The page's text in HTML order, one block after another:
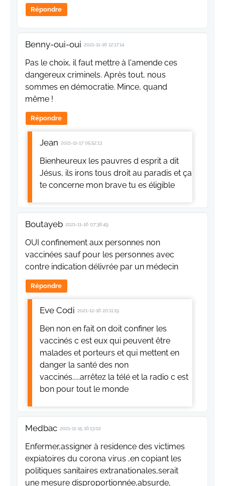
Répondre
Benny-oui-oui 2021-11-16 12:17:14
Pas le choix, il faut mettre à l'amende ces
dangereux criminels. Après tout, nous
sommes en démocratie. Mince, quand
même !
Répondre
Jean 2021-11-17 05:52:13
Bienheureux les pauvres d esprit a dit
Jésus, ils irons tous droit au paradis et ça
te concerne mon brave tu es éligible
Boutayeb 2021-11-16 07:38:49
OUI confinement aux personnes non
vaccinées sauf pour les personnes avec
contre indication délivrée par un médecin
Répondre
Eve Codi 2021-12-16 20:11:19
Ben non en fait on doit confiner les
vaccinés c est eux qui peuvent être
malades et porteurs et qui mettent en
danger la santé des non
vaccinés.....arrêtez la télé et la radio c est
bon pour tout le monde
Medbac 2021-11-15 16:13:02
Enfermer,assigner à residence des victimes
expiatoires du corona virus ,en copiant les
politiques sanitaires extranationales,serait
une mesure disproportionnée,absurde,